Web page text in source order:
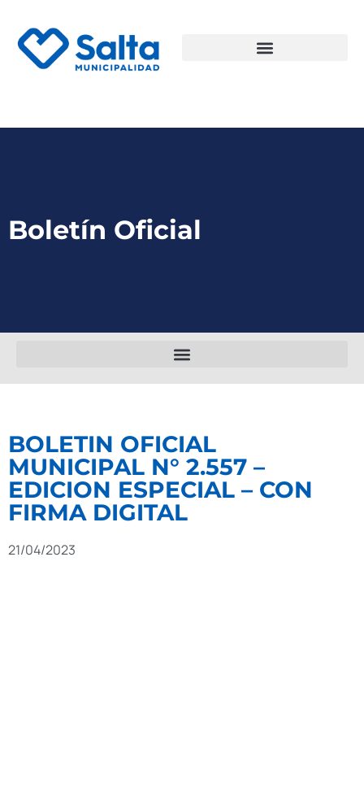
Boletín Oficial
BOLETIN OFICIAL
MUNICIPAL N° 2.557 –
EDICION ESPECIAL – CON
FIRMA DIGITAL
21/04/2023